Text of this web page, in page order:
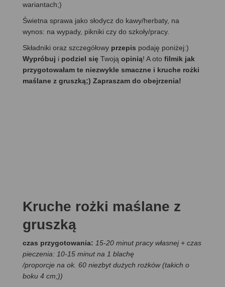
wariantach;)
Świetna sprawa jako słodycz do kawy/herbaty, na
wynos: na wypady, pikniki czy do szkoły/pracy.
Składniki oraz szczegółowy przepis podaję poniżej:)
Wypróbuj i podziel się Twoją opinią! A oto filmik jak
przygotowałam te niezwykle smaczne i kruche rożki
maślane z gruszką;) Zapraszam do obejrzenia!
Kruche rożki maślane z
gruszką
czas przygotowania: 15-20 minut pracy własnej + czas
pieczenia: 10-15 minut na 1 blachę
/proporcje na ok. 60 niezbyt dużych rożków (takich o
boku 4 cm;))